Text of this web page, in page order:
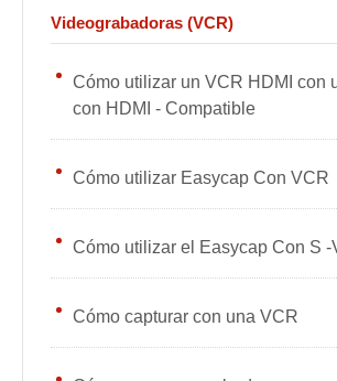
Videograbadoras (VCR)
Cómo utilizar un VCR HDMI con
con HDMI - Compatible
Cómo utilizar Easycap Con VCR
Cómo utilizar el Easycap Con S -
Cómo capturar con una VCR